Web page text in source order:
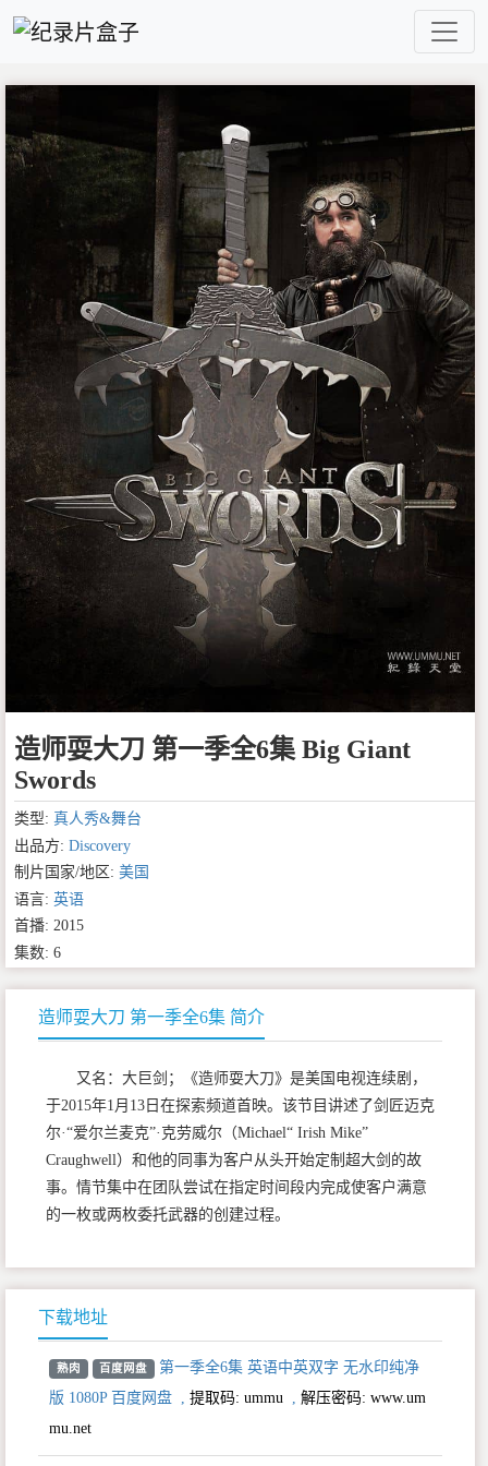
造师耍大刀 第一季全6集 Big Giant
Swords
类型: 真人秀&舞台
出品方: Discovery
制片国家/地区: 美国
语言: 英语
首播: 2015
集数: 6
造师耍大刀 第一季全6集 简介
又名：大巨剑；《造师耍大刀》是美国电视连续剧，
于2015年1月13日在探索频道首映。该节目讲述了剑匠迈克
尔·“爱尔兰麦克”·克劳威尔（Michael“ Irish Mike”
Craughwell）和他的同事为客户从头开始定制超大剑的故
事。情节集中在团队尝试在指定时间段内完成使客户满意
的一枚或两枚委托武器的创建过程。
下载地址
熟肉 百度网盘
第一季全6集 英语中英双字 无水印纯净
版 1080P 百度网盘 , 提取码: ummu , 解压密码: www.um
mu.net